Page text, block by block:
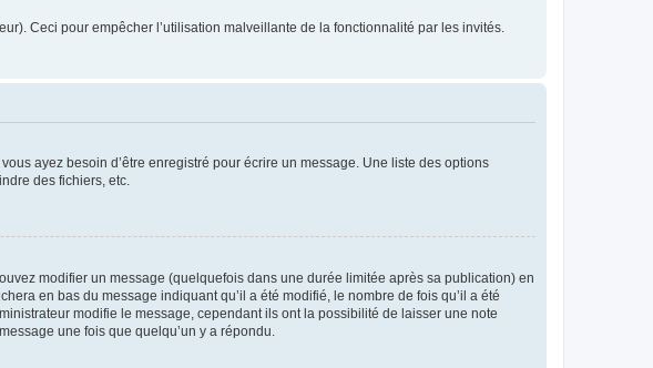
Ceci pour empêcher l’utilisation malveillante de la fonctionnalité par les invités.
ayez besoin d’être enregistré pour écrire un message. Une liste des options
des fichiers, etc.
modifier un message (quelquefois dans une durée limitée après sa publication) en
en bas du message indiquant qu’il a été modifié, le nombre de fois qu’il a été
modifie le message, cependant ils ont la possibilité de laisser une note
une fois que quelqu’un y a répondu.